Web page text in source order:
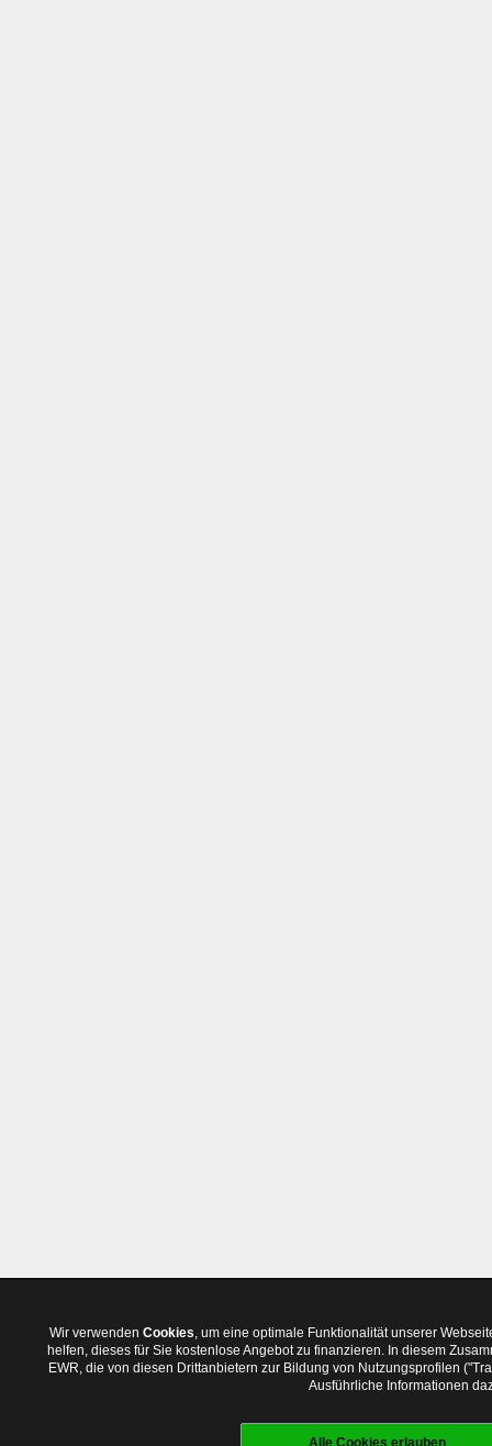
Wir verwenden Cookies, um eine optimale Funktionalität unserer
helfen, dieses für Sie kostenlose Angebot zu finanzieren. In diesem
EWR, die von diesen Drittanbietern zur Bildung von Nutzungsprofilen
Ausführliche Informationen
Alle Cookies erlauben